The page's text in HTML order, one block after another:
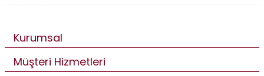
Kurumsal
Müşteri Hizmetleri